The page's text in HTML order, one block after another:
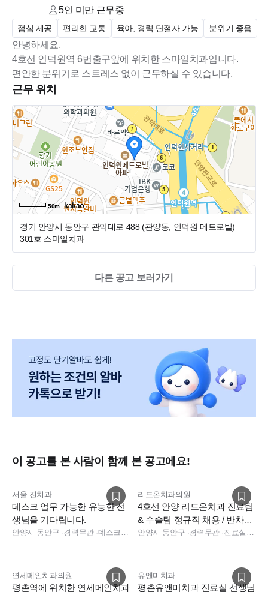
5인 미만 근무중
점심 제공 편리한 교통 육아, 경력 단절자 가능 분위기 좋음
안녕하세요.
4호선 인덕원역 6번출구앞에 위치한 스마일치과입니다.
편안한 분위기로 스트레스 없이 근무하실 수 있습니다.
근무 위치
50m
경기 안양시 동안구 관악대로 488 (관양동, 인덕원 메트로빌)
301호 스마일치과
다른 공고 보러가기
이 공고를 본 사람이 함께 본 공고에요!
서울 진치과
데스크 업무 가능한 유능한 선
생님을 기다립니다.
안양시 동안구 ·경력무관· 데스크, 보험청구, 상담, 진료팀장, 소독실, 진료실, 수술실, 진료실, 데스크, 보험청구, 상담, 소독실
리드온치과의원
4호선 안양 리드온치과 진료팀
& 수술팀 정규직 채용 / 반차사
용가능
안양시 동안구 ·경력무관· 진료실, 수술실
연세메인치과의원
평촌역에 위치한 연세메인치과
유앤미치과
평촌유앤미치과 진료실 선생님